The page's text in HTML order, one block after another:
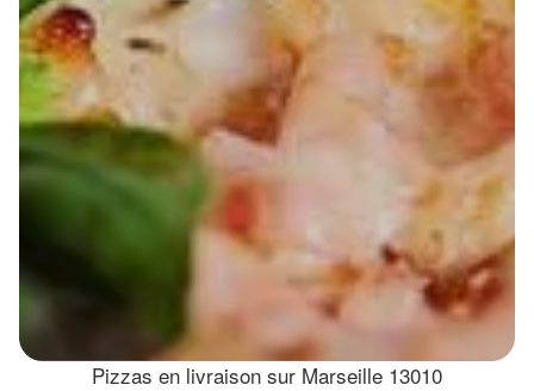
Pizzas en livraison sur Marseille 13010